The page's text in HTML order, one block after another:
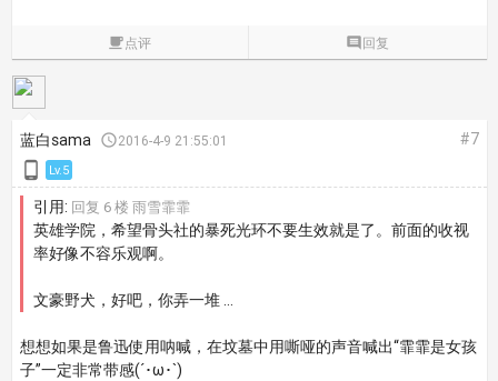
点评  回复
蓝白sama 2016-4-9 21:55:01 #7
 Lv.5
引用: 回复 6 楼 雨雪霏霏
英雄学院，希望骨头社的暴死光环不要生效就是了。前面的收视
率好像不容乐观啊。
文豪野犬，好吧，你弄一堆 ...
想想如果是鲁迅使用呐喊，在坟墓中用嘶哑的声音喊出“霏霏是女孩
子”一定非常带感(´･ω･`)